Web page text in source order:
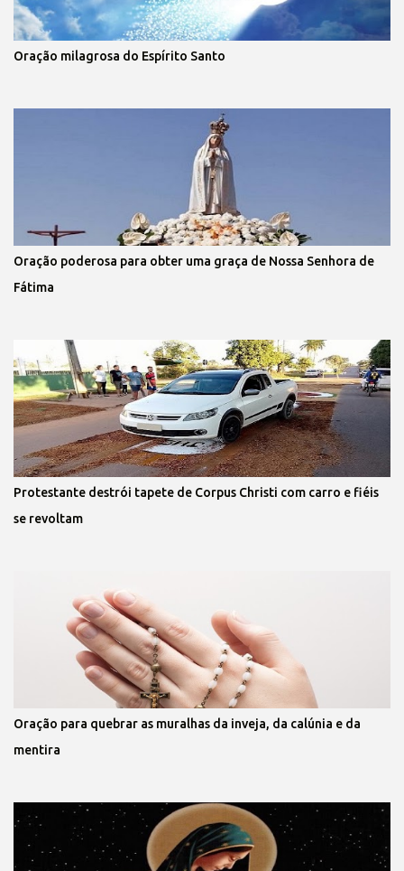
Oração milagrosa do Espírito Santo
Oração poderosa para obter uma graça de Nossa Senhora de
Fátima
Protestante destrói tapete de Corpus Christi com carro e fiéis
se revoltam
Oração para quebrar as muralhas da inveja, da calúnia e da
mentira